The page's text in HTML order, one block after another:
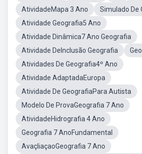
AtividadeMapa 3 Ano
Simulado De
Atividade Geografia5 Ano
Atividade Dinâmica7 Ano Geografia
Atividade DeInclusão Geografia
Atividades De Geografia4º Ano
Atividade AdaptadaEuropa
Atividade De GeografiaPara Autista
Modelo De ProvaGeografia 7 Ano
AtividadeHidrografia 4 Ano
Geografia 7 AnoFundamental
AvaçliaçaoGeografia 7 Ano